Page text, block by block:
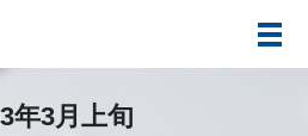
メ
年3月上旬